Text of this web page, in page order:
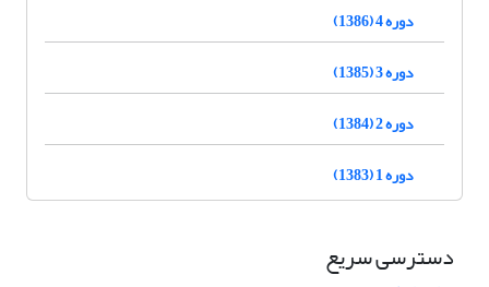
دوره 4 (1386)
دوره 3 (1385)
دوره 2 (1384)
دوره 1 (1383)
دسترسی سریع